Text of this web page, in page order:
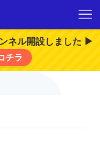
ネル開設しました ▶
チラ